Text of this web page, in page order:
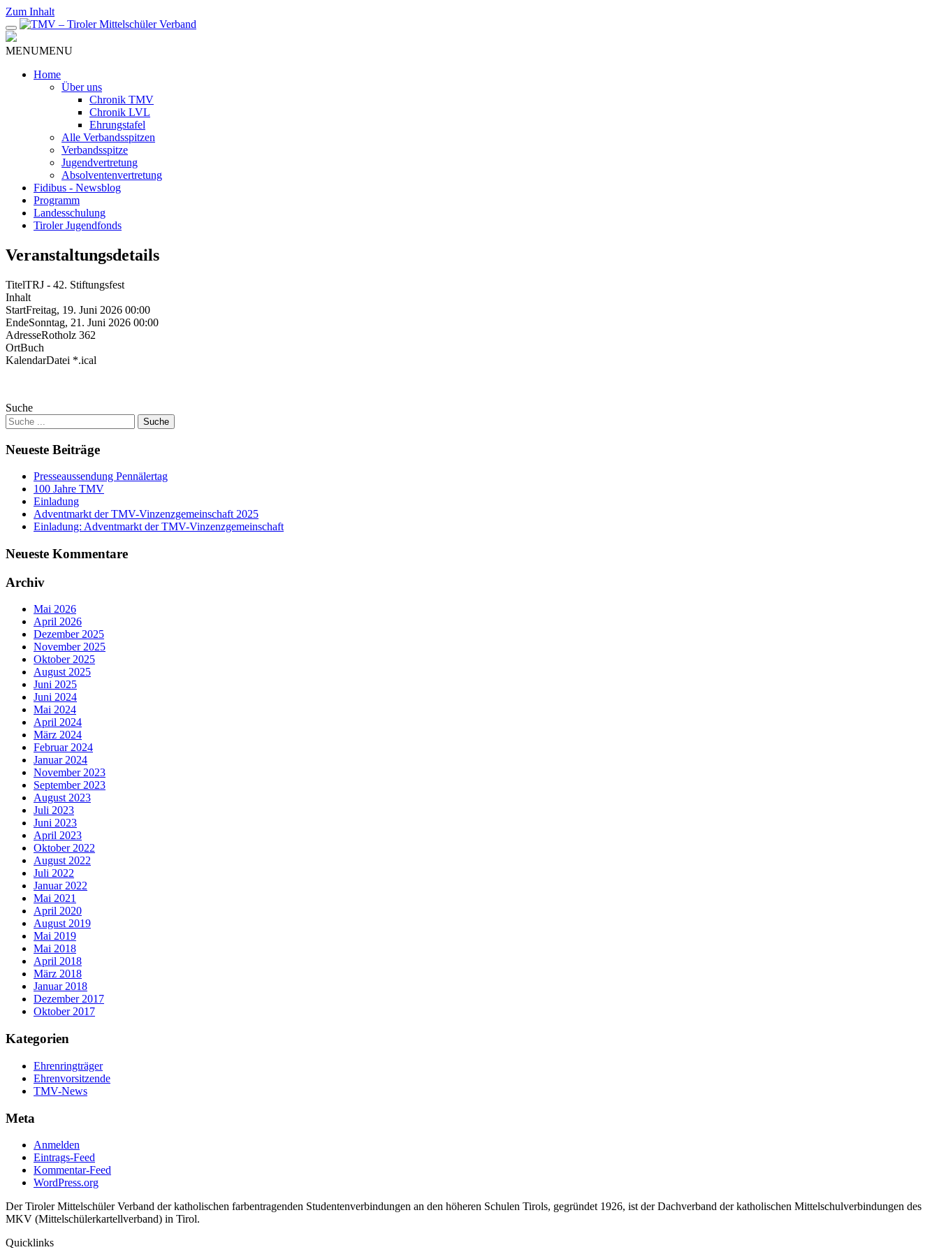
Zum Inhalt
MENUMENU
Home
Über uns
Chronik TMV
Chronik LVL
Ehrungstafel
Alle Verbandsspitzen
Verbandsspitze
Jugendvertretung
Absolventenvertretung
Fidibus - Newsblog
Programm
Landesschulung
Tiroler Jugendfonds
Veranstaltungsdetails
TitelTRJ - 42. Stiftungsfest
Inhalt
StartFreitag, 19. Juni 2026 00:00
EndeSonntag, 21. Juni 2026 00:00
AdresseRotholz 362
OrtBuch
KalendarDatei *.ical
Suche
Neueste Beiträge
Presseaussendung Pennälertag
100 Jahre TMV
Einladung
Adventmarkt der TMV-Vinzenzgemeinschaft 2025
Einladung: Adventmarkt der TMV-Vinzenzgemeinschaft
Neueste Kommentare
Archiv
Mai 2026
April 2026
Dezember 2025
November 2025
Oktober 2025
August 2025
Juni 2025
Juni 2024
Mai 2024
April 2024
März 2024
Februar 2024
Januar 2024
November 2023
September 2023
August 2023
Juli 2023
Juni 2023
April 2023
Oktober 2022
August 2022
Juli 2022
Januar 2022
Mai 2021
April 2020
August 2019
Mai 2019
Mai 2018
April 2018
März 2018
Januar 2018
Dezember 2017
Oktober 2017
Kategorien
Ehrenringträger
Ehrenvorsitzende
TMV-News
Meta
Anmelden
Eintrags-Feed
Kommentar-Feed
WordPress.org
Der Tiroler Mittelschüler Verband der katholischen farbentragenden Studentenverbindungen an den höheren Schulen Tirols, gegründet 1926, ist der Dachverband der katholischen Mittelschulverbindungen des
MKV (Mittelschülerkartellverband) in Tirol.
Quicklinks